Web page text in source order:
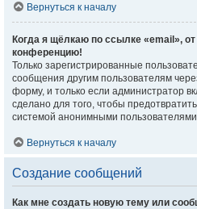
Вернуться к началу
Когда я щёлкаю по ссылке «email»,
конференцию!
Только зарегистрированные
сообщения другим пользователям
форму, и только если администратор
сделано для того, чтобы
системой анонимными
Вернуться к началу
Создание сообщений
Как мне создать новую тему или